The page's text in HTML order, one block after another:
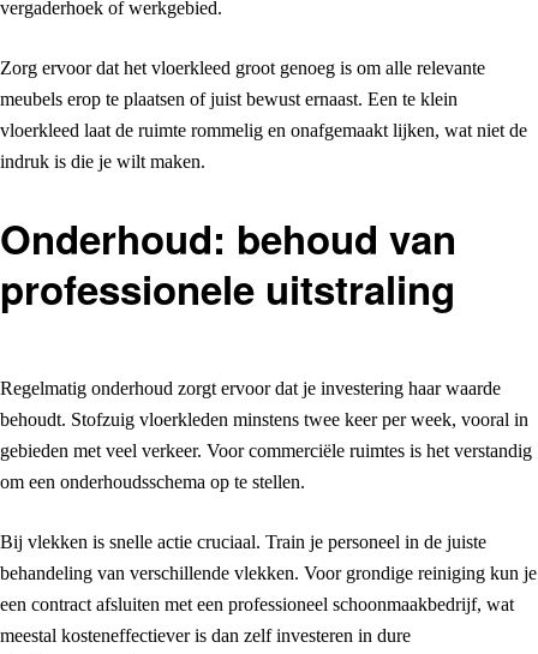
vergaderhoek of werkgebied.
Zorg ervoor dat het vloerkleed groot genoeg is om alle relevante
meubels erop te plaatsen of juist bewust ernaast. Een te klein
vloerkleed laat de ruimte rommelig en onafgemaakt lijken, wat niet de
indruk is die je wilt maken.
Onderhoud: behoud van
professionele uitstraling
Regelmatig onderhoud zorgt ervoor dat je investering haar waarde
behoudt. Stofzuig vloerkleden minstens twee keer per week, vooral in
gebieden met veel verkeer. Voor commerciële ruimtes is het verstandig
om een onderhoudsschema op te stellen.
Bij vlekken is snelle actie cruciaal. Train je personeel in de juiste
behandeling van verschillende vlekken. Voor grondige reiniging kun je
een contract afsluiten met een professioneel schoonmaakbedrijf, wat
meestal kosteneffectiever is dan zelf investeren in dure